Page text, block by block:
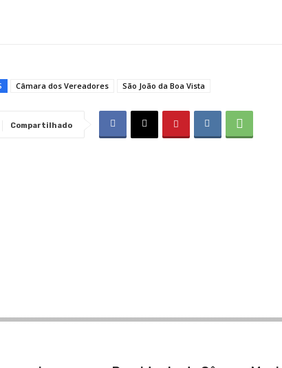
Câmara dos Vereadores São João da Boa Vista
Compartilhado